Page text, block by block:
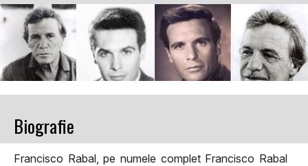
Biografie
Francisco Rabal, pe numele complet Francisco Rabal